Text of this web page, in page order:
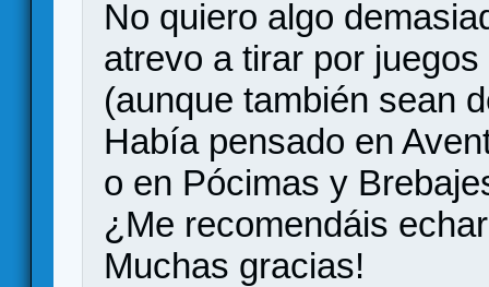
No quiero algo
atrevo a tirar por
(aunque también sean
Había pensado en
o en Pócimas y
¿Me recomendáis
Muchas gracias!